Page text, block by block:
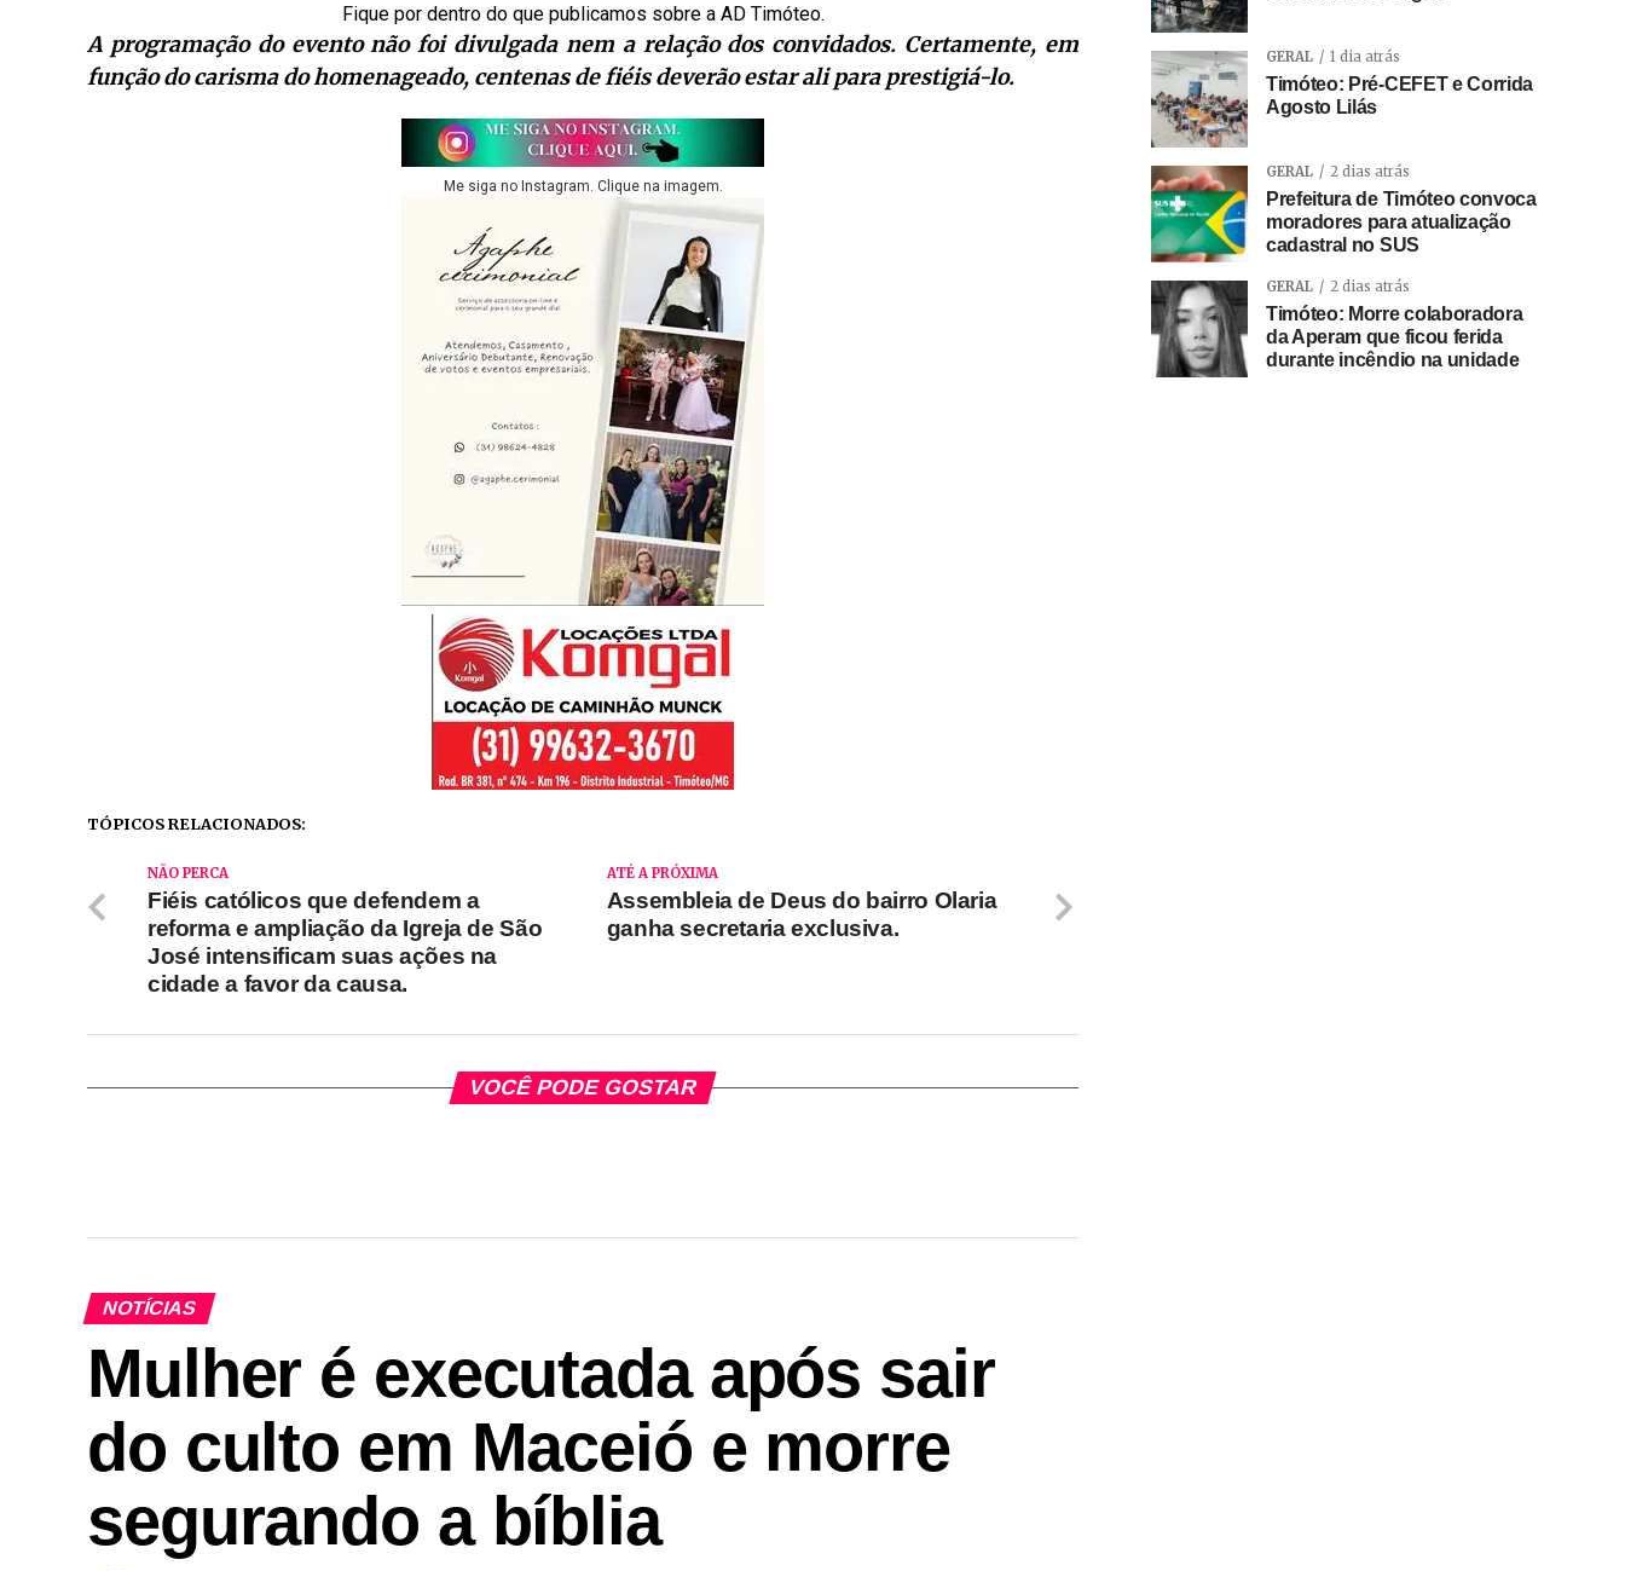
Fique por dentro do que publicamos sobre a AD Timóteo.
A programação do evento não foi divulgada nem a relação dos convidados. Certamente, em
função do carisma do homenageado, centenas de fiéis deverão estar ali para prestigiá-lo.
Me siga no Instagram. Clique na imagem.
TÓPICOS RELACIONADOS:
ATÉ A PRÓXIMA
Assembleia de Deus do bairro Olaria
ganha secretaria exclusiva.
NÃO PERCA
Fiéis católicos que defendem a
reforma e ampliação da Igreja de São
José intensificam suas ações na
cidade a favor da causa.
VOCÊ PODE GOSTAR
NOTÍCIAS
Mulher é executada após sair
do culto em Maceió e morre
segurando a bíblia
GERAL 1 dia atrás
Timóteo: Pré-CEFET e Corrida
Agosto Lilás
GERAL 2 dias atrás
Prefeitura de Timóteo convoca
moradores para atualização
cadastral no SUS
GERAL 2 dias atrás
Timóteo: Morre colaboradora
da Aperam que ficou ferida
durante incêndio na unidade